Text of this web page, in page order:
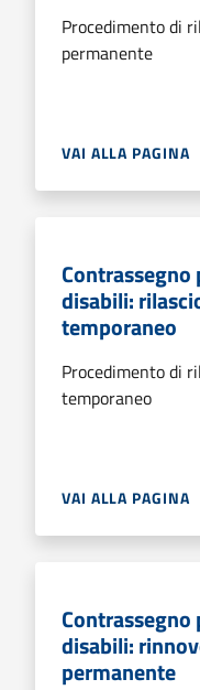
Procedimento di
permanente
VAI ALLA PAGINA
Contrassegno
disabili:
temporaneo
Procedimento di
temporaneo
VAI ALLA PAGINA
Contrassegno
disabili:
permanente